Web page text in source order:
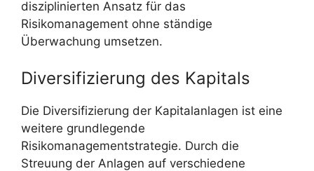
disziplinierten Ansatz für das
Risikomanagement ohne ständige
Überwachung umsetzen.
Diversifizierung des Kapitals
Die Diversifizierung der Kapitalanlagen ist eine
weitere grundlegende
Risikomanagementstrategie. Durch die
Streuung der Anlagen auf verschiedene